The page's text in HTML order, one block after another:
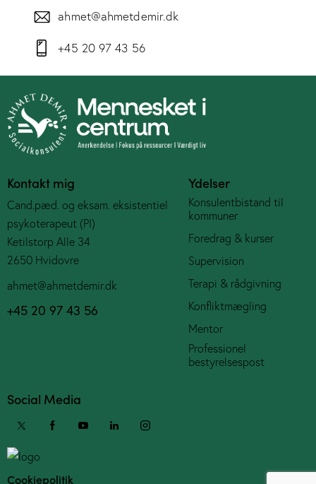
ahmet@ahmetdemir.dk
+45 20 97 43 56
Kontakt mig
Cand.pæd. og eksam. eksistentiel
psykoterapeut (PI)
Ketilstorp Alle 34
2650 Hvidovre
ahmet@ahmetdemir.dk
+45 20 97 43 56
Ydelser
Konsulentbistand til
kommuner
Foredrag & kurser
Supervision
Terapi & rådgivning
Konfliktmægling
Mentor
Professionel
bestyrelsespost
Social Media
Cookiepolitik